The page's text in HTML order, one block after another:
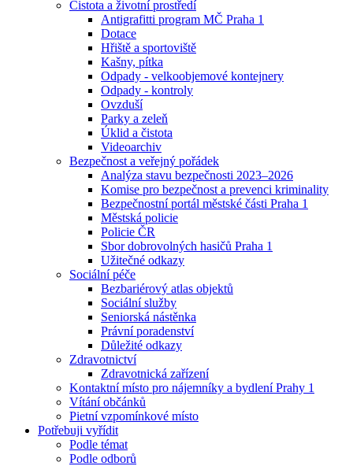
Čistota a životní prostředí
Antigrafitti program MČ Praha 1
Dotace
Hřiště a sportoviště
Kašny, pítka
Odpady - velkoobjemové kontejnery
Odpady - kontroly
Ovzduší
Parky a zeleň
Úklid a čistota
Videoarchiv
Bezpečnost a veřejný pořádek
Analýza stavu bezpečnosti 2023–2026
Komise pro bezpečnost a prevenci kriminality
Bezpečnostní portál městské části Praha 1
Městská policie
Policie ČR
Sbor dobrovolných hasičů Praha 1
Užitečné odkazy
Sociální péče
Bezbariérový atlas objektů
Sociální služby
Seniorská nástěnka
Právní poradenství
Důležité odkazy
Zdravotnictví
Zdravotnická zařízení
Kontaktní místo pro nájemníky a bydlení Prahy 1
Vítání občánků
Pietní vzpomínkové místo
Potřebuji vyřídit
Podle témat
Podle odborů